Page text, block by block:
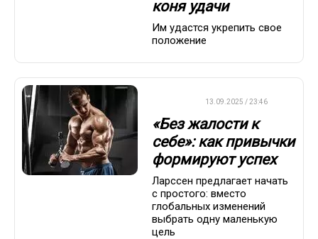
коня удачи
Им удастся укрепить свое
положение
13.09.2025 / 23:46
«Без жалости к
себе»: как привычки
формируют успех
Ларссен предлагает начать
с простого: вместо
глобальных изменений
выбрать одну маленькую
цель